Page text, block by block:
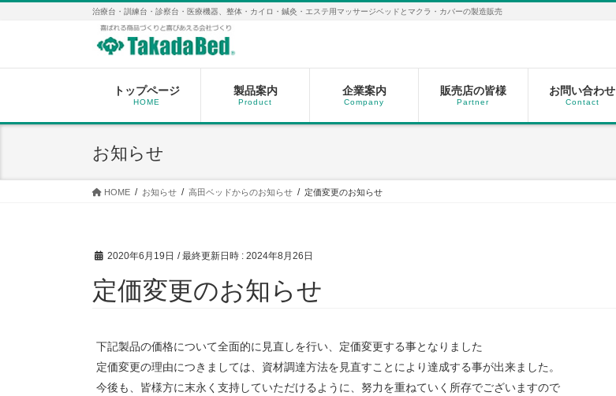
キ
に
治療台・訓練台・診察台・医療機器、整体・カイロ・鍼灸・エステ用マッサージベッドとマクラ・カバーの製造販売
トップページ
HOME
製品案内
Product
企業案内
Company
販売店の皆様
Partner
お問い合わせ
Contact
お知らせ
HOME お知らせ 高田ベッドからのお知らせ 定価変更のお知らせ
2020年6月19日 / 最終更新日時 : 2024年8月26日
定価変更のお知らせ
下記製品の価格について全面的に見直しを行い、定価変更する事となりました
定価変更の理由につきましては、資材調達方法を見直すことにより達成する事が出来ました。
今後も、皆様方に末永く支持していただけるように、努力を重ねていく所存でございますので